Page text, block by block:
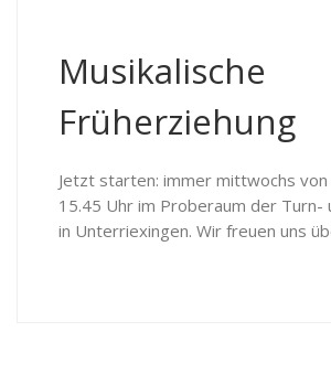
Musikalische
Früherziehung
Jetzt starten: immer mittwochs von
15.45 Uhr im Proberaum der Turn-
in Unterriexingen. Wir freuen uns